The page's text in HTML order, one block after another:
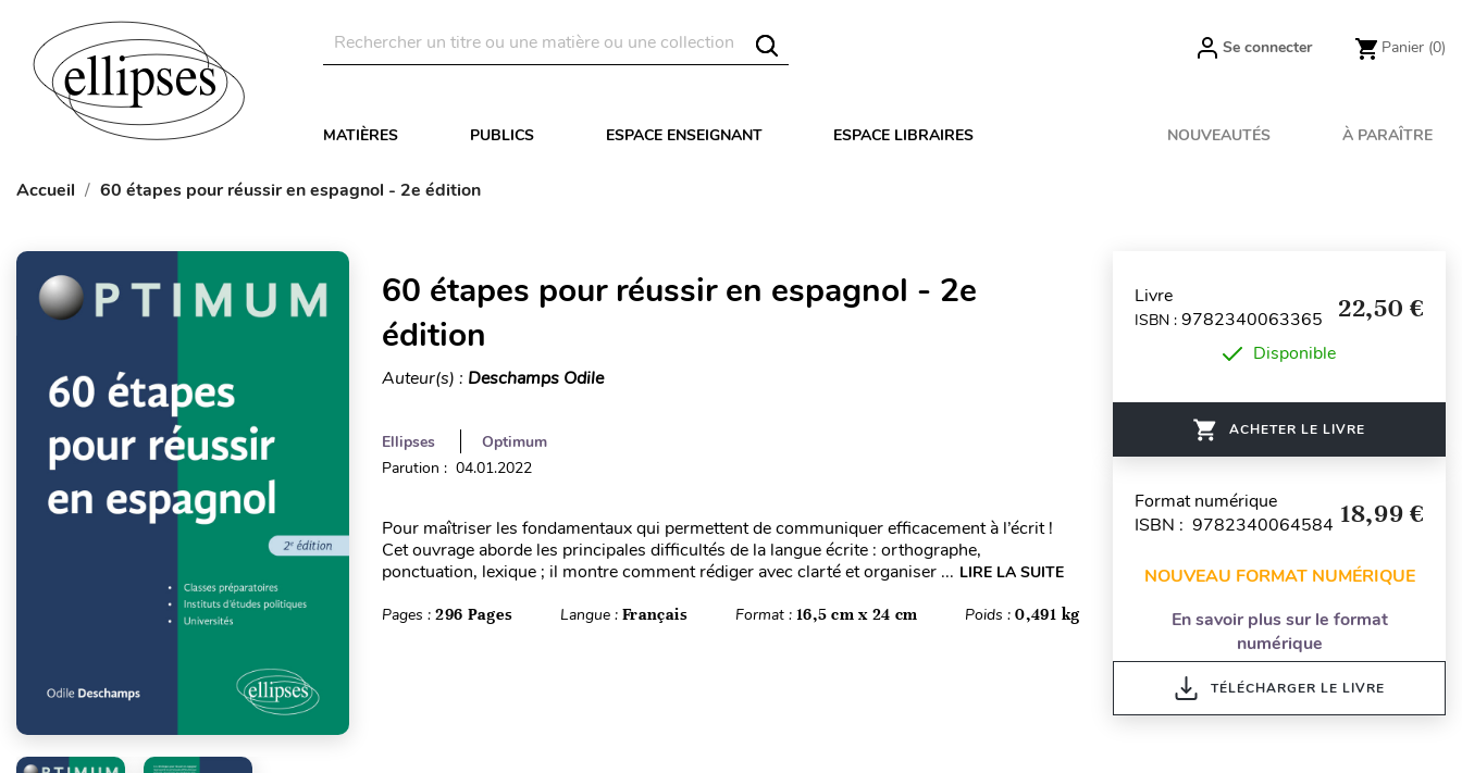
Se connecter Panier (0)
MATIÈRES PUBLICS ESPACE ENSEIGNANT ESPACE LIBRAIRES NOUVEAUTÉS À PARAÎTRE
Accueil 60 étapes pour réussir en espagnol - 2e édition
60 étapes pour réussir en espagnol - 2e
édition
Auteur(s) : Deschamps Odile
Ellipses
Optimum
Parution : 04.01.2022
Pour maîtriser les fondamentaux qui permettent de communiquer efficacement à l’écrit !
Cet ouvrage aborde les principales difficultés de la langue écrite : orthographe,
ponctuation, lexique ; il montre comment rédiger avec clarté et organiser ... LIRE LA SUITE
Pages : 296 Pages Langue : Français Format : 16,5 cm x 24 cm Poids :0,491 kg
Livre
ISBN : 9782340063365 22,50 €
Disponible
ACHETER LE LIVRE
Format numérique
ISBN : 9782340064584 18,99 €
NOUVEAU FORMAT NUMÉRIQUE
En savoir plus sur le format
numérique
TÉLÉCHARGER LE LIVRE